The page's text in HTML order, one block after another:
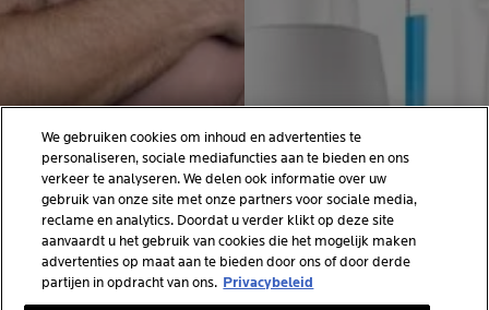
MEER BEKIJKEN
De tolerantie van onze
producten wordt getest op
zeer gevoelige huid:
reactief, met neiging tot
allergie, met neiging tot
acne, met neiging tot
atopie, kwetsbaar of
MEER BEKIJKEN
We kiezen alleen de meest
beschermende verpakking
met alleen de
noodzakelijke
bewaarmiddelen, waarmee
we langdurige tolerantie en
efficiëntie garanderen.
MEER INFORMATIE OVER
WAT ZONNEBESCHERMING
We gebruiken cookies om inhoud en advertenties te
personaliseren, sociale mediafuncties aan te bieden en ons
verkeer te analyseren. We delen ook informatie over uw
gebruik van onze site met onze partners voor sociale media,
reclame en analytics. Doordat u verder klikt op deze site
aanvaardt u het gebruik van cookies die het mogelijk maken
advertenties op maat aan te bieden door ons of door derde
partijen in opdracht van ons. Privacybeleid